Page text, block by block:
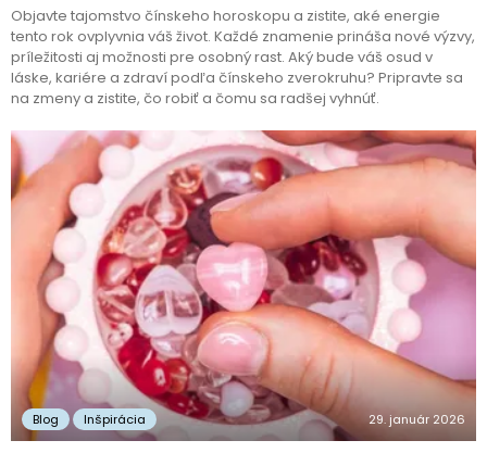
Objavte tajomstvo čínskeho horoskopu a zistite, aké energie
tento rok ovplyvnia váš život. Každé znamenie prináša nové výzvy,
príležitosti aj možnosti pre osobný rast. Aký bude váš osud v
láske, kariére a zdraví podľa čínskeho zverokruhu? Pripravte sa
na zmeny a zistite, čo robiť a čomu sa radšej vyhnúť.
Blog Inšpirácia 29. január 2026